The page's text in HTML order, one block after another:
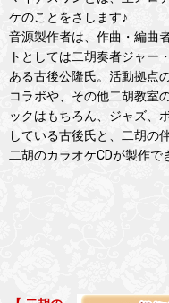
ケのことをさします♪
音源製作者は、作曲・編曲
トとしては二胡奏者ジャー
ある古後公隆氏。活動拠点
コラボや、その他二胡教室
ックはもちろん、ジャズ、
している古後氏と、二胡の
二胡のカラオケCDが製作で